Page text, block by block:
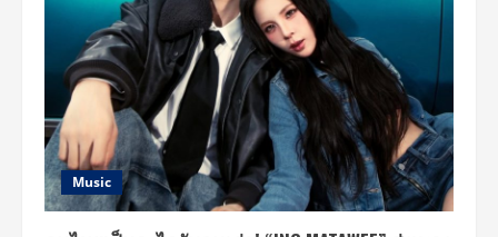
Music